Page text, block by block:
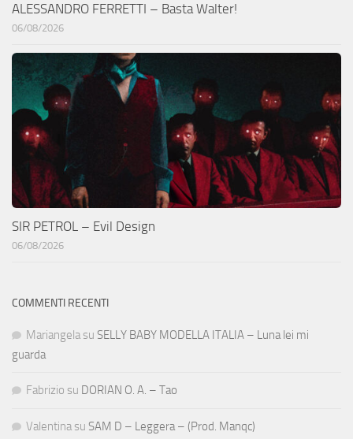
ALESSANDRO FERRETTI – Basta Walter!
06/08/2026
SIR PETROL – Evil Design
06/08/2026
COMMENTI RECENTI
Mariangela su SELLY BABY MODELLA ITALIA – Luna lei mi
guarda
Fabrizio su DORIAN O. A. – Tao
Valentina su SAM D – Leggera – (Prod. Manqc)